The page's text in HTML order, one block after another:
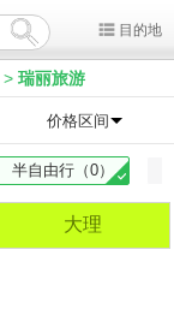
目的地
> 瑞丽旅游
价格区间
半自由行（0）
大理